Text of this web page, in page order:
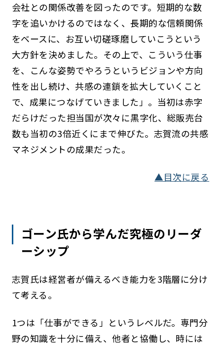
会社との関係改善を図ったのです。短期的な数
字を追いかけるのではなく、長期的な信頼関係
をベースに、お互い切磋琢磨していこうという
大方針を決めました。その上で、こういう仕事
を、こんな姿勢でやろうというビジョンや方向
性を出し続け、共感の連鎖を拡大していくこと
で、成果につなげていきました」。当初は赤字
だらけだった担当国が次々に黒字化、総販売台
数も当初の3倍近くにまで伸びた。志賀流の共感
マネジメントの成果だった。
▲目次に戻る
ゴーン氏から学んだ究極のリーダ
ーシップ
志賀氏は経営者が備えるべき能力を3階層に分け
て考える。
1つは「仕事ができる」というレベルだ。専門分
野の知識を十分に備え、他者と協働し、時には